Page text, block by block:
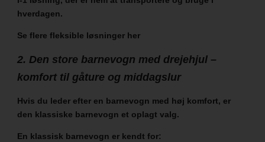
hverdagen.
Se flere fleksible løsninger her
2. Den store barnevogn med drejehjul –
komfort til gåture og middagslur
Hvis du leder efter en barnevogn med høj komfort, er
den klassiske barnevogn et oplagt valg.
En klassisk barnevogn er kendt for: